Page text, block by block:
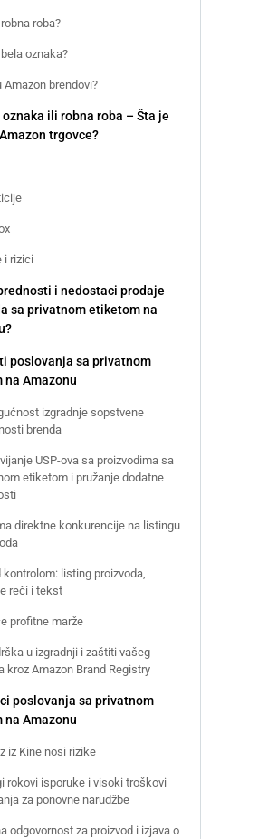
roba?
oznaka?
Amazon brendovi?
ili robna roba – Šta je
trgovce?
i rizici
i nedostaci prodaje
sa privatnom etiketom na
poslovanja sa privatnom
na Amazonu
izgradnje sopstvene
brenda
USP-ova sa proizvodima sa
etiketom i pružanje dodatne
direktne konkurencije na listingu
kontrolom: listing proizvoda,
reči i tekst
profitne marže
u izgradnji i zaštiti vašeg
kroz Amazon Brand Registry
poslovanja sa privatnom
na Amazonu
iz Kine nosi rizike
rokovi isporuke i visoki troškovi
za ponovne narudžbe
odgovornost za proizvod i izjava o